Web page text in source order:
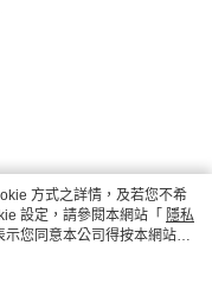
方式之詳情，及若您不希
設定，請參閱本網站「 隱私
您同意本公司得按本網站使